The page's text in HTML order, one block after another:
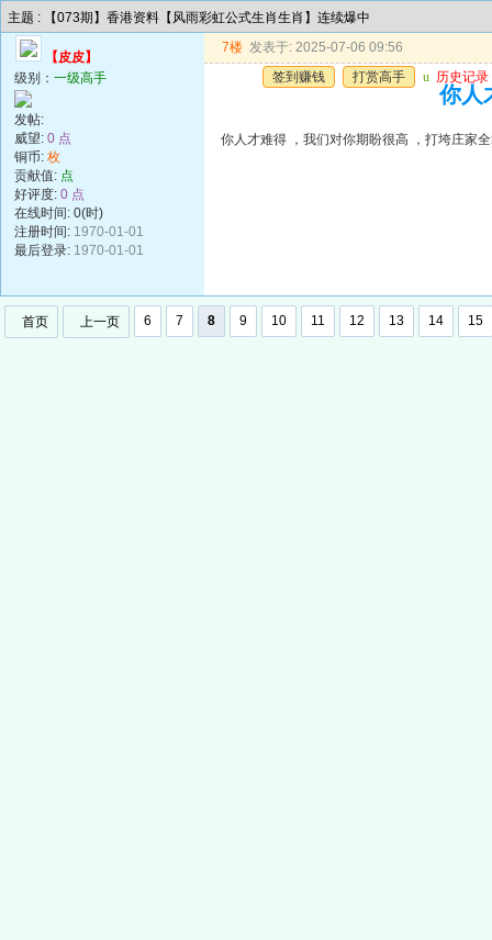
主题 : 【073期】香港资料【风雨彩虹公式生肖生肖】连续爆中
【皮皮】
级别： 一级高手
发帖:
威望: 0 点
铜币: 枚
贡献值: 点
好评度: 0 点
在线时间: 0(时)
注册时间: 1970-01-01
最后登录: 1970-01-01
7楼 发表于: 2025-07-06 09:56
签到赚钱
打赏高手 u 历史记录
你人
你人才难得 ，我们对你期盼很高 ，打垮庄家
首页 上一页 6 7 8 9 10 11 12 13 14 15